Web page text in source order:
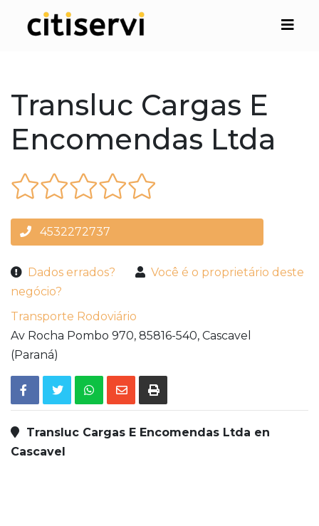
Transluc Cargas E
Encomendas Ltda
4532272737
Dados errados?
Você é o proprietário deste
negócio?
Transporte Rodoviário
Av Rocha Pombo 970, 85816-540, Cascavel
(Paraná)
Transluc Cargas E Encomendas Ltda en
Cascavel